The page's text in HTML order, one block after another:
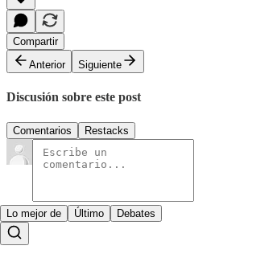
Compartir
Anterior
Siguiente
Discusión sobre este post
Comentarios Restacks
Lo mejor de Último Debates